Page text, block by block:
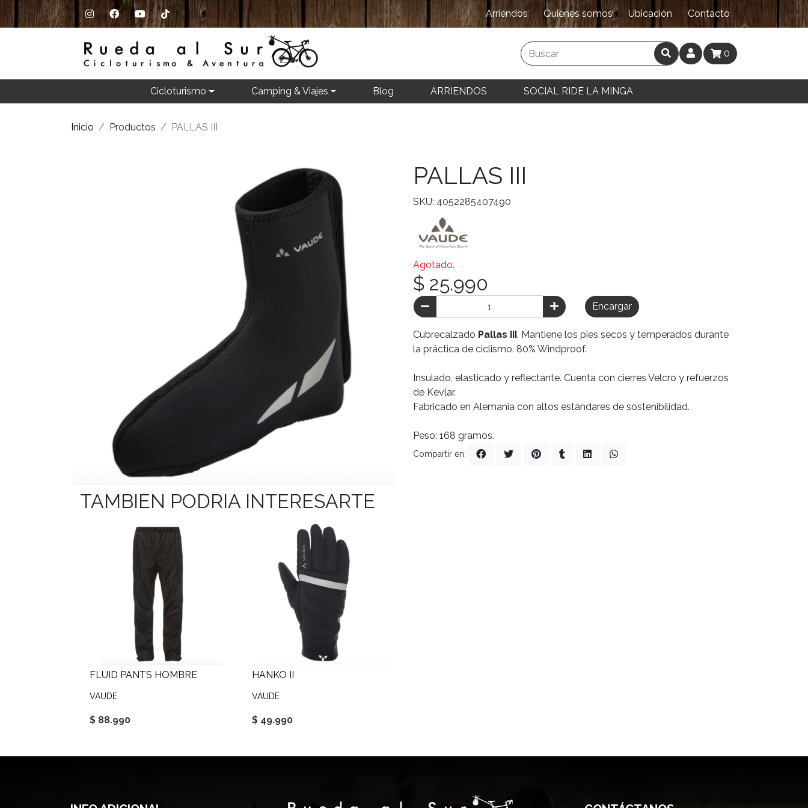
Arriendos Quiénes somos Ubicación Contacto
0
Cicloturismo Camping & Viajes Blog ARRIENDOS SOCIAL RIDE LA MINGA
Inicio Productos PALLAS III
PALLAS III
SKU: 4052285407490
Agotado.
$ 25.990
Encargar
Cubrecalzado Pallas III. Mantiene los pies secos y temperados durante
la práctica de ciclismo. 80% Windproof.
Insulado, elasticado y reflectante. Cuenta con cierres Velcro y refuerzos
de Kevlar.
Fabricado en Alemania con altos estándares de sostenibilidad.
Peso: 168 gramos.
Compartir en:
TAMBIEN PODRIA INTERESARTE
FLUID PANTS HOMBRE
VAUDE
$ 88.990
HANKO II
VAUDE
$ 49.990